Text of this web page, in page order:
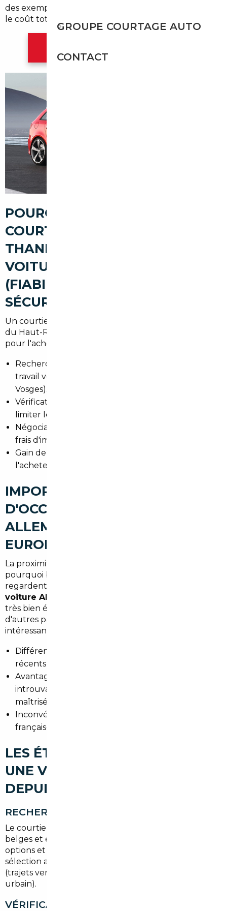
des exemplaires récents, sécuriser l'achat et réduire
le coût total d'acquisition.
POURQUOI PASSER PAR UN
COURTIER AUTOMOBILE À
THANN POUR ACHETER UNE
VOITURE D'OCCASION
(FIABILITÉ, AVANTAGES,
SÉCURISATION)
Un courtier local combine connaissance du marché
du Haut-Rhin et réseau européen. Les avantages
pour l'acheteur de Thann :
Recherche ciblée selon besoins (trajet domicile-
travail vers Mulhouse, scolaire ou loisirs dans les
Vosges).
Vérification des annonces et des vendeurs pour
limiter les risques de fraude.
Négociation du prix et optimisation des coûts (TVA,
frais d'import).
Gain de temps administratif et logistique pour
l'acheteur.
IMPORT DE VOITURES
D'OCCASION À THANN :
ALLEMAGNE, BELGIQUE ET
EUROPE
La proximité de la frontière allemande explique
pourquoi beaucoup d'acheteurs de Thann
regardent du côté de l'Allemagne. Un
voiture Allemagne Thann
très bien équipées à des prix attractifs. La Belgique et
d'autres pays européens restent aussi des sources
intéressantes.
Différences de prix : modèles premium et diesels
récents souvent moins chers en Allemagne.
Avantages : historique d'entretien complet, options
introuvables localement, kilométrage souvent
maîtrisé.
Inconvénients à prévoir : conformité aux normes
françaises, TVA et procédures d'homologation.
LES ÉTAPES POUR IMPORTER
UNE VOITURE D'OCCASION
DEPUIS THANN
RECHERCHE DU VÉHICULE
Le courtier fouille les plateformes allemandes,
belges et européennes, filtre par kilométrage,
options et historiques d'entretien, puis propose une
sélection adaptée aux habitudes de mobilité locales
(trajets vers Mulhouse, loisirs en montagne, usage
urbain).
VÉRIFICATION HISTORIQUE ET
GROUPE COURTAGE AUTO
CONTACT